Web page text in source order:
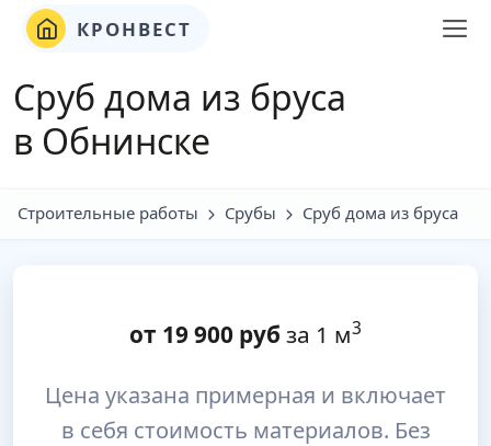
КРОНВЕСТ
Сруб дома из бруса
в Обнинске
Строительные работы Срубы Сруб дома из бруса
от 19 900 руб за 1 м3
Цена указана примерная и включает
в себя стоимость материалов. Без